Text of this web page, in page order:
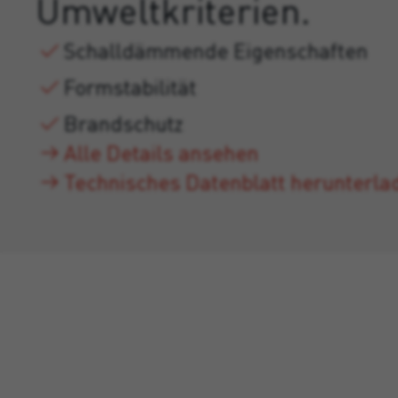
Umweltkriterien.
Schalldämmende Eigenschaften
Formstabilität
Brandschutz
Alle Details ansehen
Technisches Datenblatt